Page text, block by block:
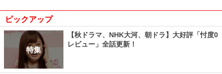
ピックアップ
特集
【秋ドラマ、NHK大河、朝ドラ】大好評「忖度0
レビュー」全話更新！